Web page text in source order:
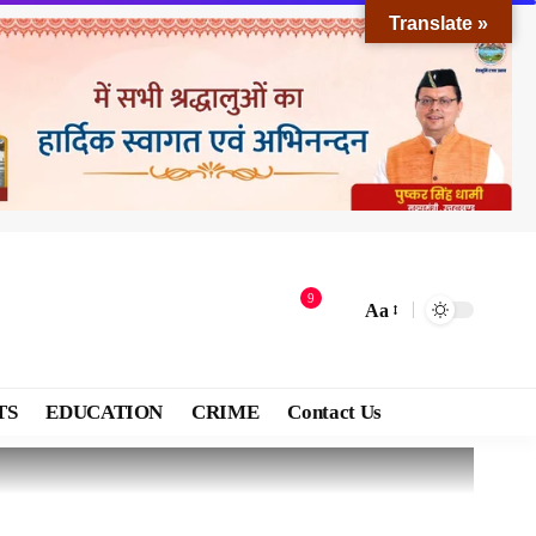
9
Aa
EDUCATION CRIME Contact Us
Translate »